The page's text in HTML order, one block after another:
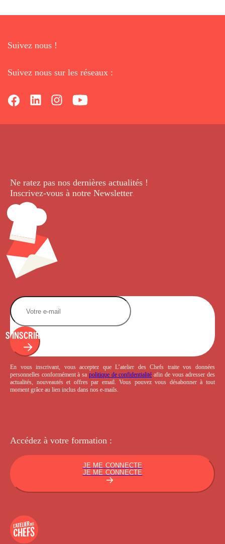
Suivez nous !
Suivez nous sur les réseaux :
Ne ratez pas nos dernières actualités !
Inscrivez-vous à notre Newsletter.
S'INSCRIRE
En vous inscrivant, vous acceptez que L’atelier des Chefs traite vos données
personnelles conformément à sa politique de confidentialité afin de vous adresser des
actualités, nouveautés et offres par email. Vous pouvez vous désabonner à tout
moment grâce au lien inclus dans nos e-mails.
Accédez à votre formation :
JE ME CONNECTE
JE ME CONNECTE